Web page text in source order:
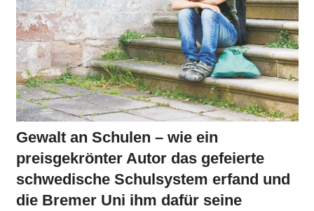
Gewalt an Schulen – wie ein
preisgekrönter Autor das gefeierte
schwedische Schulsystem erfand und
die Bremer Uni ihm dafür seine